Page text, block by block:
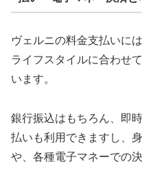
ヴェルニの料金支払いに
ライフスタイルに合わせ
います。
銀行振込はもちろん、即
払いも利用できますし、
や、各種電子マネーでの